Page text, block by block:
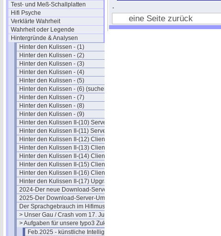
Test- und Meß-Schallplatten
Hifi Psyche
Verklärte Wahrheit
Wahrheit oder Legende
Hintergründe & Analysen
Hinter den Kulissen - (1)
Hinter den Kulissen - (2)
Hinter den Kulissen - (3)
Hinter den Kulissen - (4)
Hinter den Kulissen - (5)
Hinter den Kulissen - (6) (suchen)
Hinter den Kulissen - (7)
Hinter den Kulissen - (8)
Hinter den Kulissen - (9)
Hinter den Kulissen II-(10) Server
Hinter den Kulissen II-(11) Server
Hinter den Kulissen II-(12) Clients
Hinter den Kulissen II-(13) Clients
Hinter den Kulissen II-(14) Clients
Hinter den Kulissen II-(15) Clients
Hinter den Kulissen II-(16) Clients
Hinter den Kulissen II-(17) Upgrade
2024-Der neue Download-Server
2025-Der Download-Server-Umzug
Der Sprachgebrauch im Hifimuseum
> Unser Gau / Crash vom 17. Juli
> Aufgaben für unsere typo3 Zukunft
Feb.2025 - künstliche Intelligenz
.
eine Seite zurück